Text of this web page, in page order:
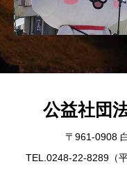
公益社団
〒961-0908
TEL.0248-22-8289（